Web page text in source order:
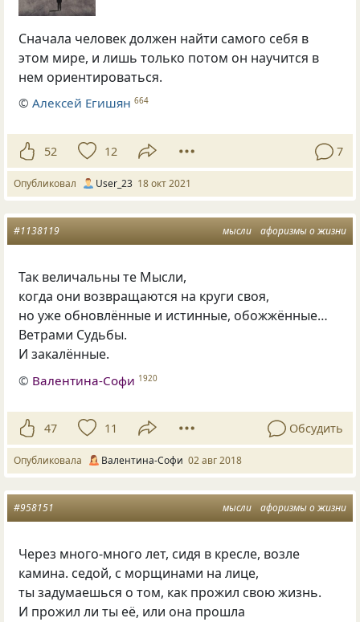
Сначала человек должен найти самого себя в
этом мире, и лишь только потом он научится в
нем ориентироваться.
©Алексей Егишян 664
52 12 7
Опубликовал User_23 18 окт 2021
мысли афоризмы о жизни
#1138119
Так величальны те Мысли,
когда они возвращаются на круги своя,
но уже обновлённые и истинные, обожжённые…
Ветрами Судьбы.
И закалённые.
© Валентина-Софи 1920
47 11 Обсудить
Опубликовала Валентина-Софи 02 авг 2018
мысли афоризмы о жизни
#958151
Через много-много лет, сидя в кресле, возле
камина. седой, с морщинами на лице,
ты задумаешься о том, как прожил свою жизнь.
И прожил ли ты её, или она прошла